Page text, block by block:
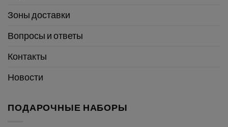
Зоны доставки
Вопросы и ответы
Контакты
Новости
ПОДАРОЧНЫЕ НАБОРЫ